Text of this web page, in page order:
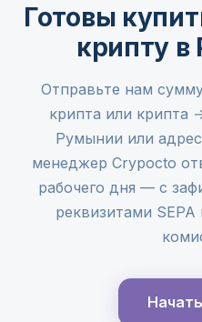
Готовы
крипту
Отправьте нам
крипта или крипта
Румынии или
менеджер Crypocto
рабочего дня — с
реквизитами